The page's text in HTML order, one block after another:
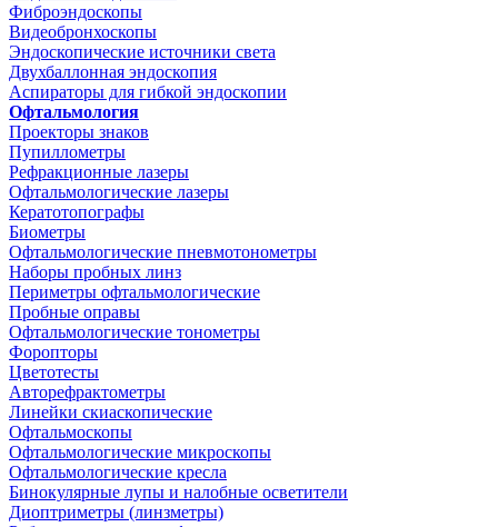
Фиброэндоскопы
Видеобронхоскопы
Эндоскопические источники света
Двухбаллонная эндоскопия
Аспираторы для гибкой эндоскопии
Офтальмология
Проекторы знаков
Пупиллометры
Рефракционные лазеры
Офтальмологические лазеры
Кератотопографы
Биометры
Офтальмологические пневмотонометры
Наборы пробных линз
Периметры офтальмологические
Пробные оправы
Офтальмологические тонометры
Форопторы
Цветотесты
Авторефрактометры
Линейки скиаскопические
Офтальмоскопы
Офтальмологические микроскопы
Офтальмологические кресла
Бинокулярные лупы и налобные осветители
Диоптриметры (линзметры)